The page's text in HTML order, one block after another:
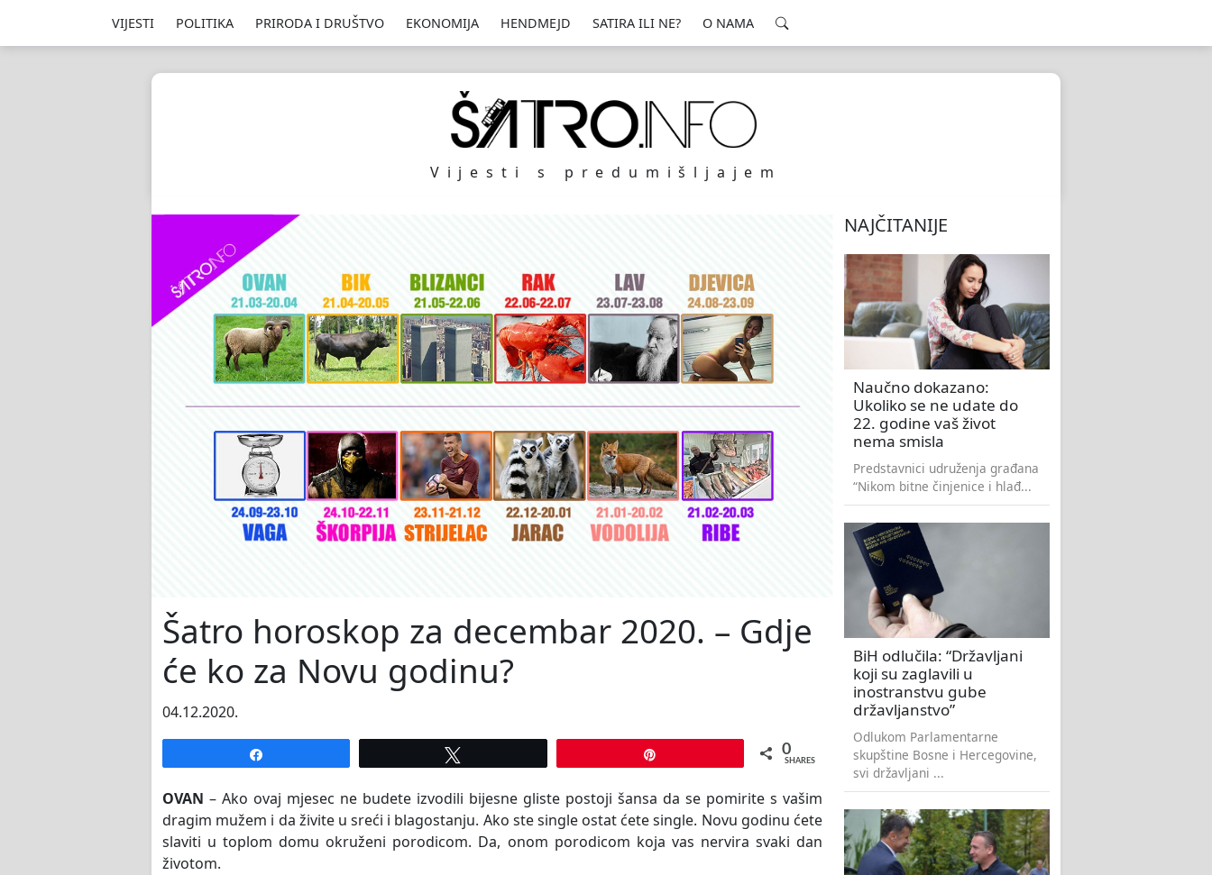
VIJESTI POLITIKA PRIRODA I DRUŠTVO EKONOMIJA HENDMEJD SATIRA ILI NE? O NAMA
Vijesti s predumišljajem
Šatro horoskop za decembar 2020. – Gdje
će ko za Novu godinu?
04.12.2020.
0
SHARES
OVAN – Ako ovaj mjesec ne budete izvodili bijesne gliste postoji šansa da se pomirite s vašim
dragim mužem i da živite u sreći i blagostanju. Ako ste single ostat ćete single. Novu godinu ćete
slaviti u toplom domu okruženi porodicom. Da, onom porodicom koja vas nervira svaki dan
životom.
NAJČITANIJE
Naučno dokazano:
Ukoliko se ne udate do
22. godine vaš život
nema smisla
Predstavnici udruženja građana
“Nikom bitne činjenice i hlađ...
BiH odlučila: “Državljani
koji su zaglavili u
inostranstvu gube
državljanstvo”
Odlukom Parlamentarne
skupštine Bosne i Hercegovine,
svi državljani ...